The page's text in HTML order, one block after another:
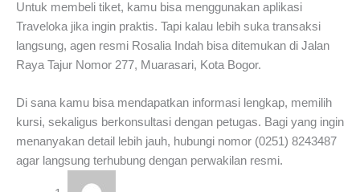
Untuk membeli tiket, kamu bisa menggunakan aplikasi
Traveloka jika ingin praktis. Tapi kalau lebih suka transaksi
langsung, agen resmi Rosalia Indah bisa ditemukan di Jalan
Raya Tajur Nomor 277, Muarasari, Kota Bogor.
Di sana kamu bisa mendapatkan informasi lengkap, memilih
kursi, sekaligus berkonsultasi dengan petugas. Bagi yang ingin
menanyakan detail lebih jauh, hubungi nomor (0251) 8243487
agar langsung terhubung dengan perwakilan resmi.